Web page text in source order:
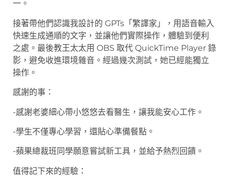
一。
接著帶他們認識我設計的 GPTs「繁譯家」，用語音輸入
快速生成通順的文字，並讓他們實際操作，體驗到便利
之處。最後教王太太用 OBS 取代 QuickTime Player 錄
影，避免收進環境雜音。經過幾次測試，她已經能獨立
操作。
感謝的事：
-感謝老婆細心帶小悠悠去看醫生，讓我能安心工作。
-學生不僅專心學習，還貼心準備餐點。
-蘋果總裁班同學願意嘗試新工具，並給予熱烈回饋。
值得記下來的經驗：